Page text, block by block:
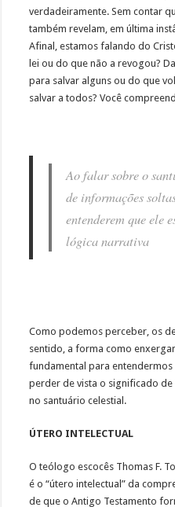
verdadeiramente. Sem contar
também revelam, em última
Afinal, estamos falando do
lei ou do que não a revogou?
para salvar alguns ou do que
salvar a todos? Você
Ao falar sobre o
de informações
entenderem que ele
lógica narrativa
Como podemos perceber, os
sentido, a forma como
fundamental para
perder de vista o significado
no santuário celestial.
ÚTERO INTELECTUAL
O teólogo escocês Thomas F.
é o “útero intelectual” da
de que o Antigo Testa­mento